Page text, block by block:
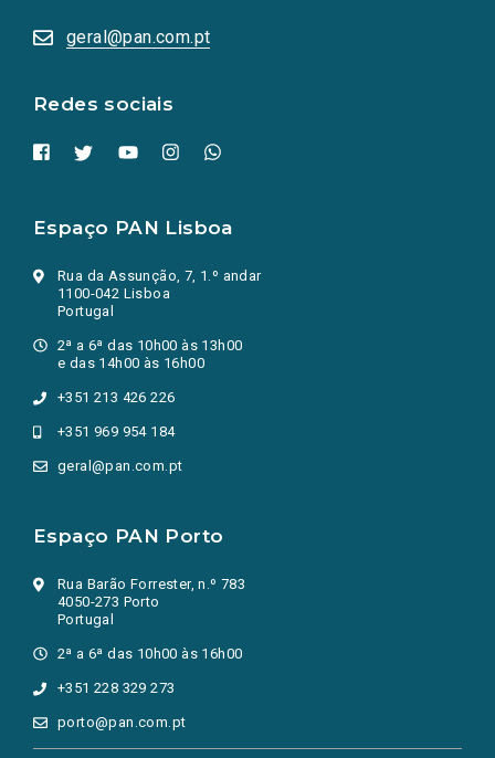
geral@pan.com.pt
Redes sociais
numa
nova
Espaço PAN Lisboa
Rua da Assunção, 7, 1.º andar
1100-042 Lisboa
Portugal
2ª a 6ª das 10h00 às 13h00
e das 14h00 às 16h00
+351 213 426 226
+351 969 954 184
geral@pan.com.pt
Espaço PAN Porto
Rua Barão Forrester, n.º 783
4050-273 Porto
Portugal
2ª a 6ª das 10h00 às 16h00
+351 228 329 273
porto@pan.com.pt